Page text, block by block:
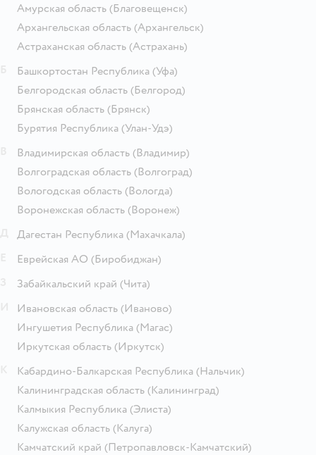
Амурская область (Благовещенск)
Архангельская область (Архангельск)
Астраханская область (Астрахань)
Башкортостан Республика (Уфа)
Белгородская область (Белгород)
Брянская область (Брянск)
Бурятия Республика (Улан-Удэ)
Владимирская область (Владимир)
Волгоградская область (Волгоград)
Вологодская область (Вологда)
Воронежская область (Воронеж)
Дагестан Республика (Махачкала)
Еврейская АО (Биробиджан)
Забайкальский край (Чита)
Ивановская область (Иваново)
Ингушетия Республика (Магас)
Иркутская область (Иркутск)
Кабардино-Балкарская Республика (Нальчик)
Калининградская область (Калининград)
Калмыкия Республика (Элиста)
Калужская область (Калуга)
Камчатский край (Петропавловск-Камчатский)